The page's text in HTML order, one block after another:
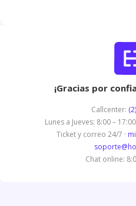
¡Gracias por
Callcenter:
Lunes a Jueves: 8:00 –
Ticket y correo 24/7 ·
Chat online: